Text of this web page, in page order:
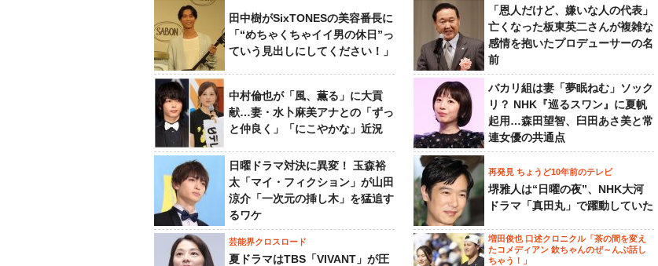
田中樹がSixTONESの美容番長に
「“めちゃくちゃイイ男の休日”っ
ていう見出しにしてください！」
「恩人だけど、嫌いな人の代表」
亡くなった板東英二さんが複雑な
感情を抱いたプロデューサーの名
前
中村倫也が「風、薫る」に大貢
献…妻・水卜麻美アナとの「ずっ
と仲良く」「にこやかな」近況
バカリ組は妻「夢眠ねむ」ソック
リ？ NHK『巡るスワン』に夏帆
起用…森田望智、臼田あさ美と常
連女優の共通点
日曜ドラマ対決に異変！ 玉森裕
太「マイ・フィクション」が山田
涼介「一次元の挿し木」を猛追す
るワケ
再発見 ちょうど10年前のテレビ
堺雅人は“日曜の夜”、NHK大河
ドラマ「真田丸」で躍動していた
芸能界クロスロード
夏ドラマはTBS「VIVANT」が圧
増田俊也 口述クロニクル「茶の間を変え
たコメディアン 欽ちゃんのぜ～んぶ話し
ちゃう！」